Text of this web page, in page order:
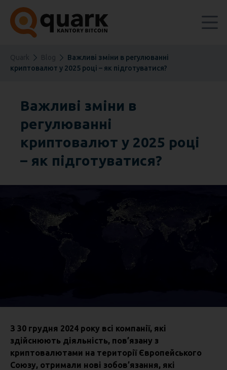
Важливі зміни в регулюванні
криптовалют у 2025 році – як підготуватися?
Важливі зміни в
регулюванні
криптовалют у 2025 році
– як підготуватися?
З 30 грудня 2024 року всі компанії, які
здійснюють діяльність, пов’язану з
криптовалютами на території Європейського
Союзу, отримали нові зобов’язання, які